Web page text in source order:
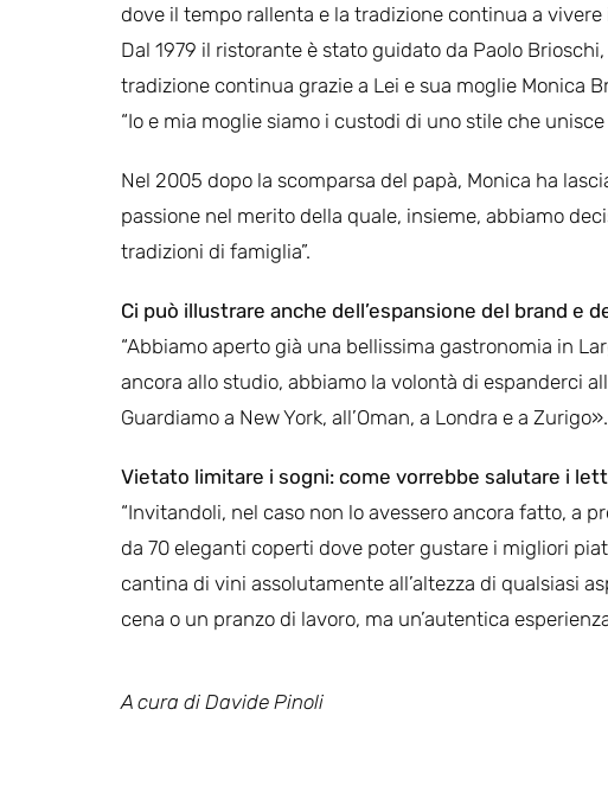
dove il tempo rallenta e la tradizione continua a vivere
Dal 1979 il ristorante è stato guidato da Paolo
tradizione continua grazie a Lei e sua moglie Monica
“Io e mia moglie siamo i custodi di uno stile che
Nel 2005 dopo la scomparsa del papà, Monica ha
passione nel merito della quale, insieme, abbiamo
tradizioni di famiglia”.
Ci può illustrare anche dell’espansione del brand e
“Abbiamo aperto già una bellissima gastronomia in
ancora allo studio, abbiamo la volontà di espanderci
Guardiamo a New York, all’Oman, a Londra e a Zurigo».
Vietato limitare i sogni: come vorrebbe salutare i
“Invitandoli, nel caso non lo avessero ancora fatto, a
da 70 eleganti coperti dove poter gustare i migliori
cantina di vini assolutamente all’altezza di qualsiasi
cena o un pranzo di lavoro, ma un’autentica
A cura di Davide Pinoli